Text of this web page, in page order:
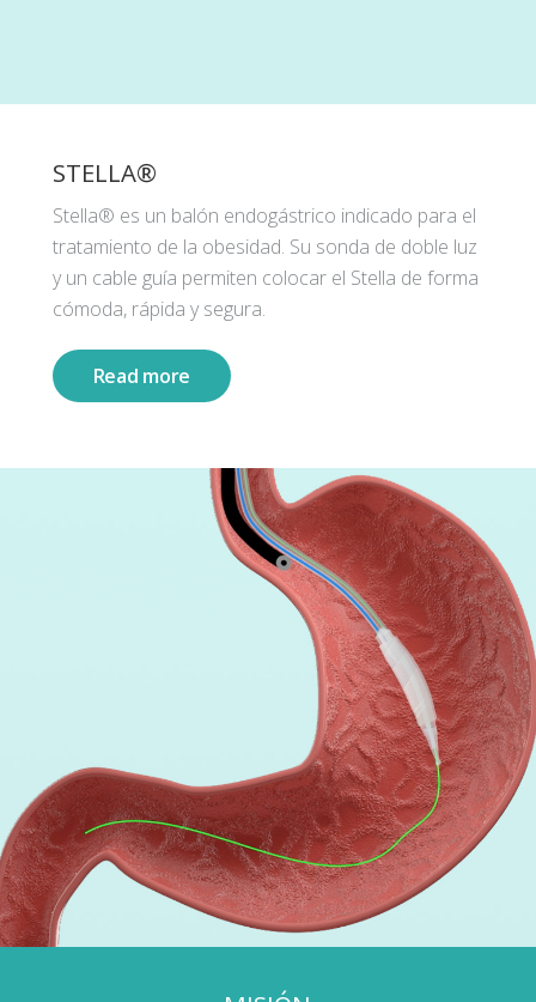
STELLA®
Stella® es un balón endogástrico indicado para el
tratamiento de la obesidad. Su sonda de doble luz
y un cable guía permiten colocar el Stella de forma
cómoda, rápida y segura.
Read more